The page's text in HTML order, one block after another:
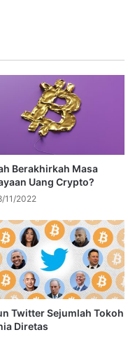
Berakhirkah Masa
Uang Crypto?
11/2022
Twitter Sejumlah Tokoh
Diretas